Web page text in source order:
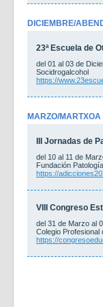
DICIEMBRE/
23ª Escuela de
del 01 al 03 de
Socidrogalcohol
https://
MARZO/MARTXOA
III Jornadas de
del 10 al 11 de
Fundación
https://
VIII Congreso
del 31 de Marzo al
Colegio Profesional
https://